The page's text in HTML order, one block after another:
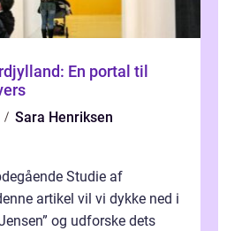
En portal til
Sara Henriksen
Studie af
artikel vil vi dykke ned i
og udforske dets